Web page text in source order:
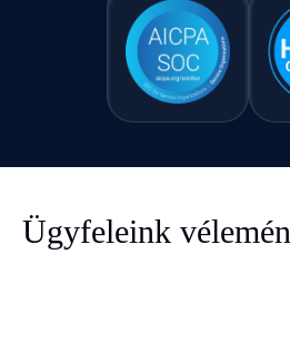
Ügyfeleink